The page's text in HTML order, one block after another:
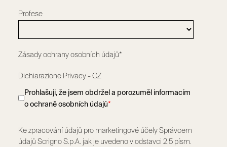
Profese
Zásady ochrany osobních údajů*
Dichiarazione Privacy - CZ
Prohlašuji, že jsem obdržel a porozuměl informacím
o ochraně osobních údajů*
Ke zpracování údajů pro marketingové účely Správcem
údajů Scrigno S.p.A. jak je uvedeno v odstavci 2.5 písm.